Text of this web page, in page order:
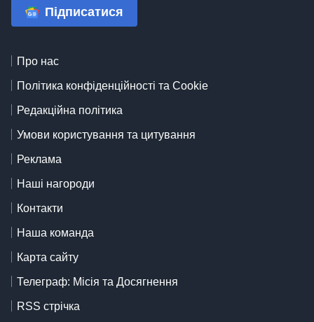
Підписатися
Про нас
Політика конфіденційності та Cookie
Редакційна політика
Умови користування та цитування
Реклама
Наші нагороди
Контакти
Наша команда
Карта сайту
Телеграф: Місія та Досягнення
RSS стрічка